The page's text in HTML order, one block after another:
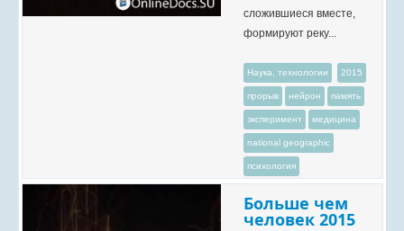
сложившиеся вместе,
формируют реку...
Наука, технологии 2015
прорыв нейрон память
эксперимент медицина
national geographic
психология
Больше чем
человек 2015